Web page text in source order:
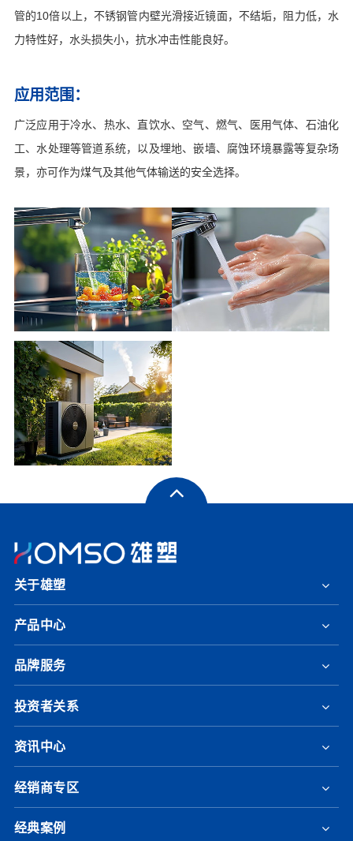
管的10倍以上，不锈钢管内壁光滑接近镜面，不结垢，阻力低，水
力特性好，水头损失小，抗水冲击性能良好。
应用范围：
广泛应用于冷水、热水、直饮水、空气、燃气、医用气体、石油化
工、水处理等管道系统，以及埋地、嵌墙、腐蚀环境暴露等复杂场
景，亦可作为煤气及其他气体输送的安全选择。
关于雄塑
产品中心
品牌服务
投资者关系
资讯中心
经销商专区
经典案例